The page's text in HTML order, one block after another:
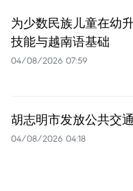
为少数民族儿童在幼
技能与越南语基础
04/08/2026 07:59
胡志明市发放公共交
04/08/2026 04:18